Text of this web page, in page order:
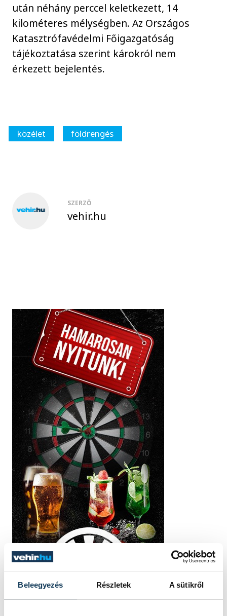
Beleegyezés Részletek A sütikről
után néhány perccel keletkezett, 14
kilométeres mélységben. Az Országos
Katasztrófavédelmi Főigazgatóság
tájékoztatása szerint károkról nem
érkezett bejelentés.
közélet földrengés
SZERZŐ
vehir.hu